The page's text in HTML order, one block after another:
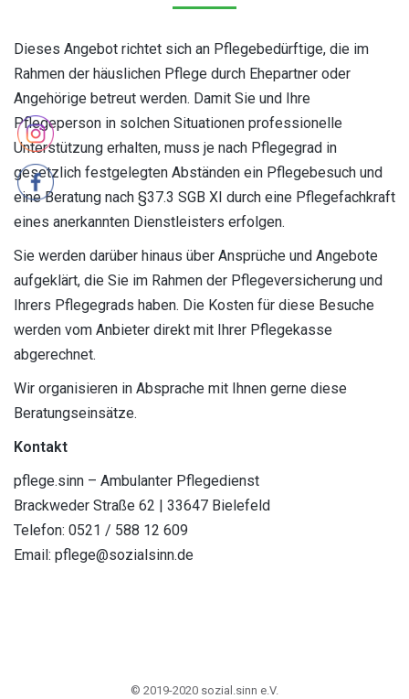
Dieses Angebot richtet sich an Pflegebedürftige, die im
Rahmen der häuslichen Pflege durch Ehepartner oder
Angehörige betreut werden. Damit Sie und Ihre
Pflegeperson in solchen Situationen professionelle
Unterstützung erhalten, muss je nach Pflegegrad in
gesetzlich festgelegten Abständen ein Pflegebesuch und
eine Beratung nach §37.3 SGB XI durch eine Pflegefachkraft
eines anerkannten Dienstleisters erfolgen.
Sie werden darüber hinaus über Ansprüche und Angebote
aufgeklärt, die Sie im Rahmen der Pflegeversicherung und
Ihrers Pflegegrads haben. Die Kosten für diese Besuche
werden vom Anbieter direkt mit Ihrer Pflegekasse
abgerechnet.
Wir organisieren in Absprache mit Ihnen gerne diese
Beratungseinsätze.
Kontakt
pflege.sinn – Ambulanter Pflegedienst
Brackweder Straße 62 | 33647 Bielefeld
Telefon: 0521 / 588 12 609
Email: pflege@sozialsinn.de
© 2019-2020 sozial.sinn e.V.